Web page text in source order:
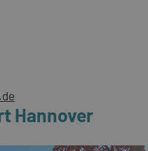
Hannover